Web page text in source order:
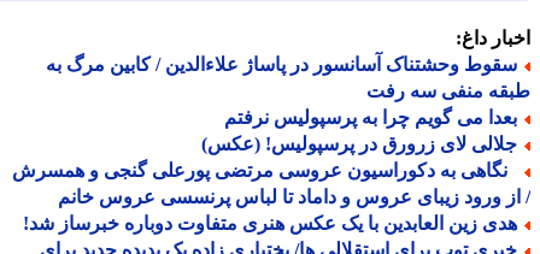
داغ:
وحشتناک آسانسور در پاساژ علاءالدین / کابین مرگ به
منفی سه رفت
می گویم چرا به پرسپولیس نرفتم
لای زرورق در پرسپولیس! (عکس)
به دکوراسیون عروسی مرتضی پورعلی گنجی و همسرش
ورود زیبای عروس و داماد تا لباس پرنسسی عروس خانم
زین العابدین با یک عکس هنری متفاوت دوباره خبرساز شد!